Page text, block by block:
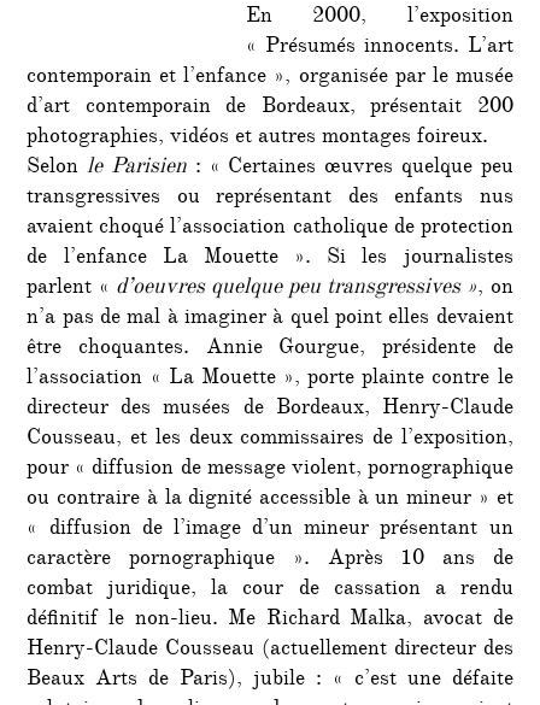
les
En 2000, l’exposition
« Présumés innocents. L’art
contemporain et l’enfance », organisée par le musée
d’art contemporain de Bordeaux, présentait 200
photographies, vidéos et autres montages foireux.
Selonle Parisien: « Certaines œuvres quelque peu
transgressives ou représentant des enfants nus
avaient choqué l’association catholique de protection
de l’enfance La Mouette ». Si les journalistes
parlent « d’oeuvres quelque peu transgressives », on
n’a pas de mal à imaginer à quel point elles devaient
être choquantes. Annie Gourgue, présidente de
l’association « La Mouette », porte plainte contre le
directeur des musées de Bordeaux, Henry-Claude
Cousseau, et les deux commissaires de l’exposition,
pour « diffusion de message violent, pornographique
ou contraire à la dignité accessible à un mineur » et
« diffusion de l’image d’un mineur présentant un
caractère pornographique ». Après 10 ans de
combat juridique, la cour de cassation a rendu
définitif le non-lieu. Me Richard Malka, avocat de
Henry-Claude Cousseau (actuellement directeur des
Beaux Arts de Paris), jubile : « c’est une défaite